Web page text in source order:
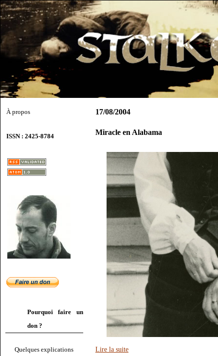
À propos
ISSN : 2425-8784
Pourquoi faire un
don ?
Quelques explications
17/08/2004
Miracle en Alabama
Lire la suite